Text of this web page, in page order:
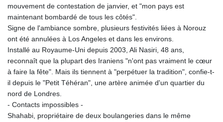
mouvement de contestation de janvier, et "mon pays est
maintenant bombardé de tous les côtés".
Signe de l'ambiance sombre, plusieurs festivités liées à Norouz
ont été annulées à Los Angeles et dans les environs.
Installé au Royaume-Uni depuis 2003, Ali Nasiri, 48 ans,
reconnaît que la plupart des Iraniens "n'ont pas vraiment le cœur
à faire la fête". Mais ils tiennent à "perpétuer la tradition", confie-t-
il depuis le "Petit Téhéran", une artère animée d'un quartier du
nord de Londres.
- Contacts impossibles -
Shahabi, propriétaire de deux boulangeries dans le même